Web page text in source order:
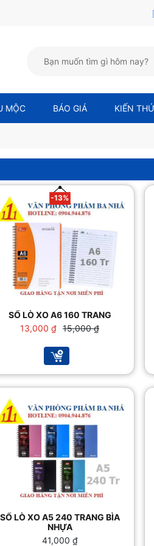
MỘC BÁO GIÁ KIẾN
-13%
SỔ LÒ XO A6 160 TRANG
15,000₫
Giá
là:
15,000 ₫.
13,000 ₫ Giá
tại
là:
SỔ LÒ XO A5 240 TRANG BÌA
NHỰA
41,000 ₫